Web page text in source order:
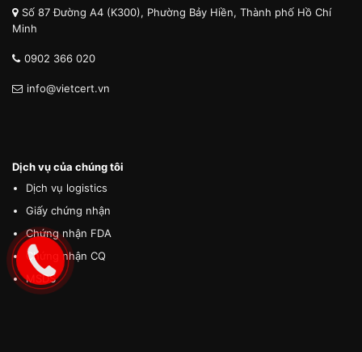
Số 87 Đường A4 (K300), Phường Bảy Hiền, Thành phố Hồ Chí
Minh
0902 366 020
info@vietcert.vn
Dịch vụ của chúng tôi
Dịch vụ logistics
Giấy chứng nhận
Chứng nhận FDA
Chứng nhận CQ
MSDS